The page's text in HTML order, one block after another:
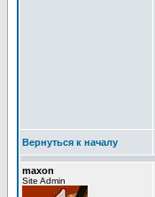
Вернуться к началу
maxon
Site Admin